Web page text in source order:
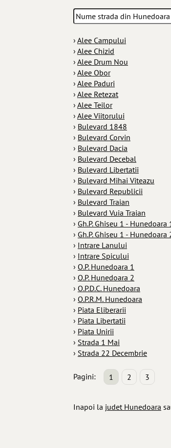
› Alee Campului
› Alee Chizid
› Alee Drum Nou
› Alee Obor
› Alee Paduri
› Alee Retezat
› Alee Teilor
› Alee Viitorului
› Bulevard 1848
› Bulevard Corvin
› Bulevard Dacia
› Bulevard Decebal
› Bulevard Libertatii
› Bulevard Mihai Viteazu
› Bulevard Republicii
› Bulevard Traian
› Bulevard Vuia Traian
› Gh.P. Ghiseu 1 - Hunedoara
› Gh.P. Ghiseu 1 - Hunedoara
› Intrare Lanului
› Intrare Spicului
› O.P. Hunedoara 1
› O.P. Hunedoara 2
› O.P.D.C. Hunedoara
› O.P.R.M. Hunedoara
› Piata Eliberarii
› Piata Libertatii
› Piata Unirii
› Strada 1 Mai
› Strada 22 Decembrie
Pagini: 1 2 3
Inapoi la judet Hunedoara